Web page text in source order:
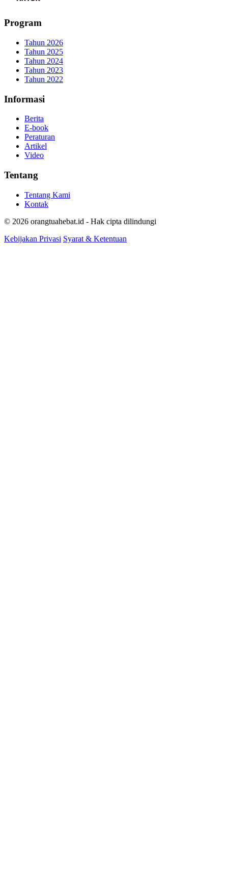
Program
Tahun 2026
Tahun 2025
Tahun 2024
Tahun 2023
Tahun 2022
Informasi
Berita
E-book
Peraturan
Artikel
Video
Tentang
Tentang Kami
Kontak
© 2026 orangtuahebat.id - Hak cipta dilindungi
Kebijakan Privasi Syarat & Ketentuan